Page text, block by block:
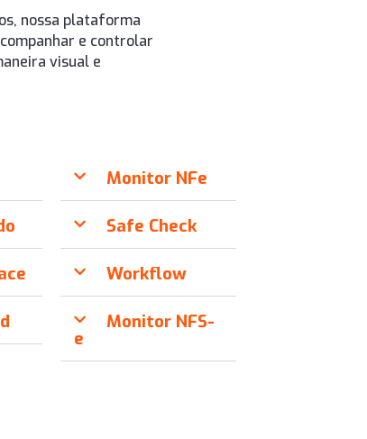
nossa plataforma
e controlar
visual e
Monitor NFe
Safe Check
Workflow
Monitor NFS-
e